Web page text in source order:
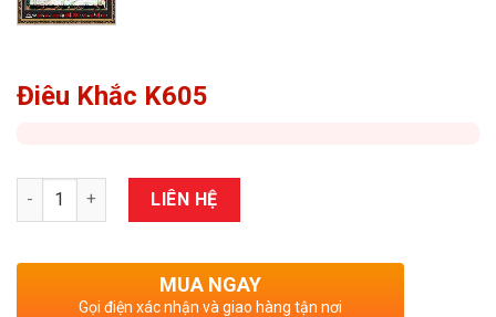
Điêu Khắc K605
Số lượng LIÊN HỆ
MUA NGAY
Gọi điện xác nhận và giao hàng tận nơi